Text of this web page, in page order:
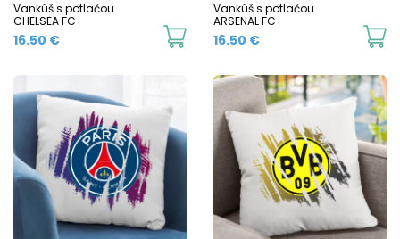
Vankúš s potlačou
CHELSEA FC
16.50 €
Vankúš s potlačou
ARSENAL FC
16.50 €